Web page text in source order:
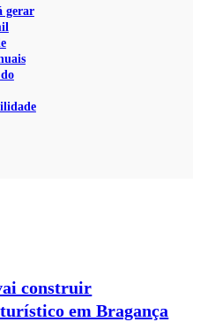
gerar
construir
em Bragança